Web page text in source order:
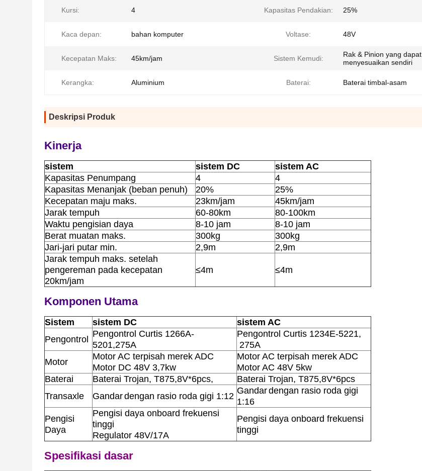
Kursi: 4 Kapasitas Pendakian: 25%
Kaca depan: bahan komputer Voltase: 48V
Kecepatan Maks: 45km/jam Sistem Kemudi:
Rak & Pinion yang dapat
menyesuaikan sendiri
Kerangka: Aluminium Baterai: Baterai timbal-asam
Deskripsi Produk
Kinerja
sistem sistem DC
sistem AC
Kapasitas Penumpang
4
4
Kapasitas Menanjak (beban penuh)
20%
25%
Kecepatan maju maks.
23km/jam
45km/jam
Jarak tempuh
60-80km
80-100km
Waktu pengisian daya
8-10 jam
8-10 jam
Berat muatan maks.
300kg
300kg
Jari-jari putar min.
2,9m
2,9m
Jarak tempuh maks. setelah
pengereman pada kecepatan
20km/jam
≤4m ≤4m
Komponen Utama
Sistem sistem DC
sistem AC
Pengontrol
Pengontrol Curtis 1266A-
5201,275A
Pengontrol Curtis 1234E-5221,
275A
Motor
Motor AC terpisah merek ADC
Motor DC 48V 3,7kw
Motor AC terpisah merek ADC
Motor AC 48V 5kw
Baterai
Baterai Trojan, T875,8V*6pcs,
Baterai Trojan, T875,8V*6pcs
Transaxle
Gandardengan rasio roda gigi 1:12
Gandardengan rasio roda gigi
1:16
Pengisi
Daya
Pengisi daya onboard frekuensi
tinggi
Regulator 48V/17A
Pengisi daya onboard frekuensi
tinggi
Spesifikasi dasar